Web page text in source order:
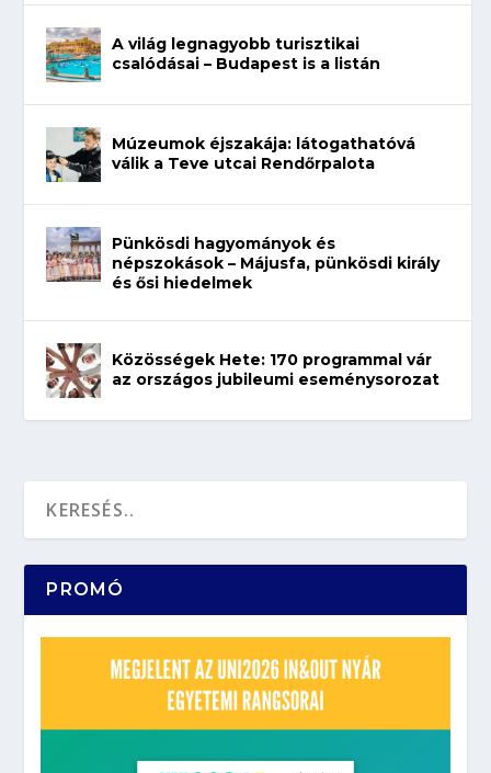
A világ legnagyobb turisztikai
csalódásai – Budapest is a listán
Múzeumok éjszakája: látogathatóvá
válik a Teve utcai Rendőrpalota
Pünkösdi hagyományok és
népszokások – Májusfa, pünkösdi király
és ősi hiedelmek
Közösségek Hete: 170 programmal vár
az országos jubileumi eseménysorozat
PROMÓ